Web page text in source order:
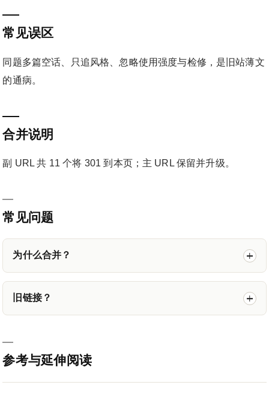
常见误区
同题多篇空话、只追风格、忽略使用强度与检修，是旧站薄文
的通病。
合并说明
副 URL 共 11 个将 301 到本页；主 URL 保留并升级。
常见问题
为什么合并？
旧链接？
参考与延伸阅读